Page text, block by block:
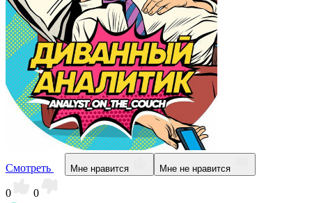
Смотреть Мне нравится Мне не нравится
0
0